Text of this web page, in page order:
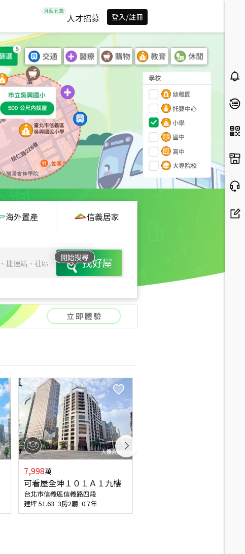
人才招募 登入/註冊
海外置產 信義居家
開始搜尋
找好屋
7,998萬
可看屋全坤１０１Ａ１九樓
台北市信義區信義路四段
建坪51.63 3房2廳 0.7年